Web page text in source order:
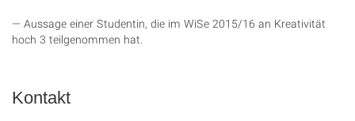
Aussage einer Studentin, die im WiSe 2015/16 an Kreativität
hoch 3 teilgenommen hat.
Kontakt